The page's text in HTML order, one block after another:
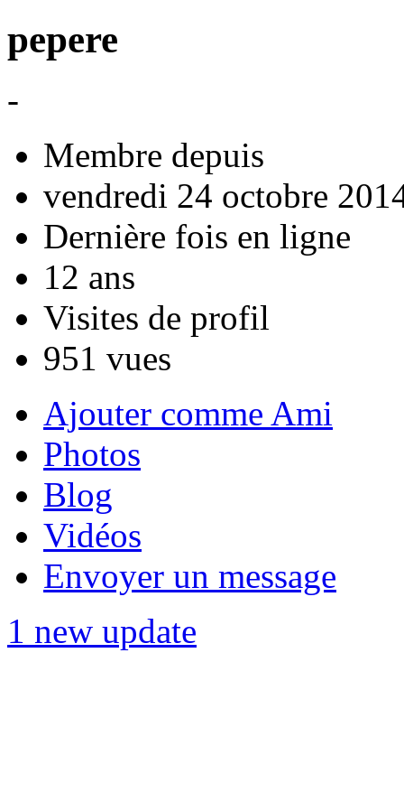
pepere
-
Membre depuis
vendredi 24 octobre
Dernière fois en ligne
12 ans
Visites de profil
951 vues
Ajouter comme Ami
Photos
Blog
Vidéos
Envoyer un message
1 new update